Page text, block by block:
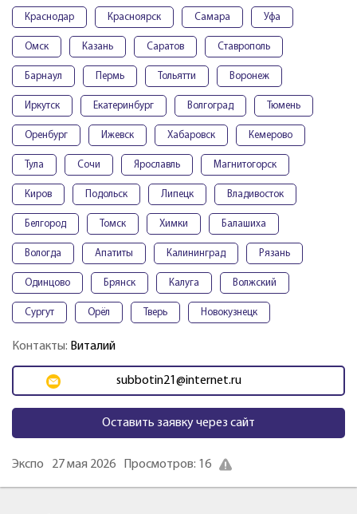
Краснодар Красноярск Самара Уфа
Омск Казань Саратов Ставрополь
Барнаул Пермь Тольятти Воронеж
Иркутск Екатеринбург Волгоград Тюмень
Оренбург Ижевск Хабаровск Кемерово
Тула Сочи Ярославль Магнитогорск
Киров Подольск Липецк Владивосток
Белгород Томск Химки Балашиха
Вологда Апатиты Калининград Рязань
Одинцово Брянск Калуга Волжский
Сургут Орёл Тверь Новокузнецк
Контакты: Виталий
subbotin21@internet.ru
Оставить заявку через сайт
Экспо 27 мая 2026 Просмотров: 16